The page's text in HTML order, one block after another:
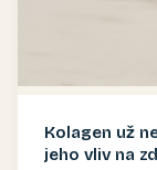
Kolagen už
jeho vliv na